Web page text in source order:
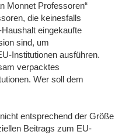
Monnet Professoren“
die keinesfalls
eingekaufte
sind, um
Institutionen ausführen.
verpacktes
Wer soll dem
entsprechend der Größe
Beitrags zum EU-